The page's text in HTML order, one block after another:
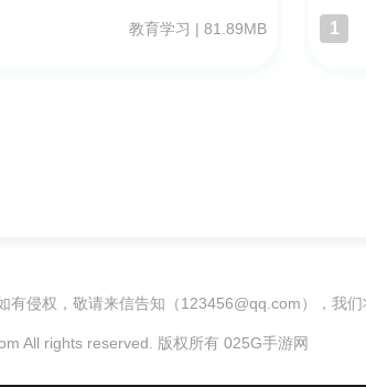
教育学习 | 81.89MB 1
侵权，敬请来信告知（123456@qq.com），我们
All rights reserved. 版权所有 025G手游网